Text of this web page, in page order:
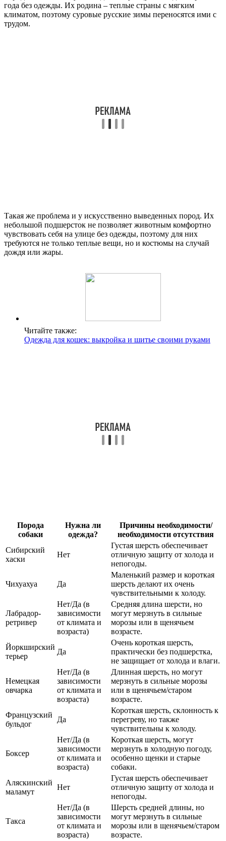
года без одежды. Их родина – теплые страны с мягким
климатом, поэтому суровые русские зимы переносятся ими с
трудом.
Такая же проблема и у искусственно выведенных пород. Их
небольшой подшерсток не позволяет животным комфортно
чувствовать себя на улице без одежды, поэтому для них
требуются не только теплые вещи, но и костюмы на случай
дождя или жары.
Читайте также:
Одежда для кошек: выкройка и шитье своими руками
Порода
собаки
Нужна ли
одежда?
Причины необходимости/
необходимости отсутствия
Сибирский
хаски
Нет
Густая шерсть обеспечивает
отличную защиту от холода и
непогоды.
Чихуахуа Да
Маленький размер и короткая
шерсть делают их очень
чувствительными к холоду.
Лабрадор-
ретривер
Нет/Да (в
зависимости
от климата и
возраста)
Средняя длина шерсти, но
могут мерзнуть в сильные
морозы или в щенячьем
возрасте.
Йоркширский
терьер
Да
Очень короткая шерсть,
практически без подшерстка,
не защищает от холода и влаги.
Немецкая
овчарка
Нет/Да (в
зависимости
от климата и
возраста)
Длинная шерсть, но могут
мерзнуть в сильные морозы
или в щенячьем/старом
возрасте.
Французский
бульдог
Да
Короткая шерсть, склонность к
перегреву, но также
чувствительны к холоду.
Боксер
Нет/Да (в
зависимости
от климата и
возраста)
Короткая шерсть, могут
мерзнуть в холодную погоду,
особенно щенки и старые
собаки.
Аляскинский
маламут
Нет
Густая шерсть обеспечивает
отличную защиту от холода и
непогоды.
Такса
Нет/Да (в
зависимости
от климата и
возраста)
Шерсть средней длины, но
могут мерзнуть в сильные
морозы или в щенячьем/старом
возрасте.